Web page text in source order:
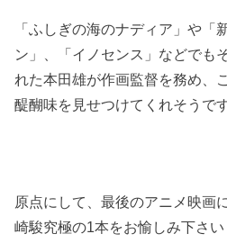
「ふしぎの海のナディア」や「
ン」、「イノセンス」などでも
れた本田雄が作画監督を務め、
醍醐味を見せつけてくれそうです
原点にして、最後のアニメ映画
崎駿究極の1本をお愉しみ下さい